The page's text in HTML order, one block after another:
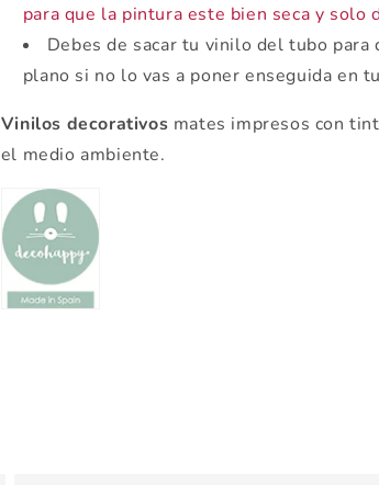
para que la pintura este bien seca y solo
Debes de sacar tu vinilo del tubo
plano si no lo vas a poner enseguida en
Vinilos decorativos mates impresos con
el medio ambiente.